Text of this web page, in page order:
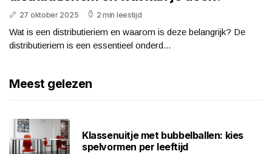
27 oktober 2025 2 min leestijd
Wat is een distributieriem en waarom is deze belangrijk? De
distributieriem is een essentieel onderd...
Meest gelezen
Klassenuitje met bubbelballen: kies
spelvormen per leeftijd